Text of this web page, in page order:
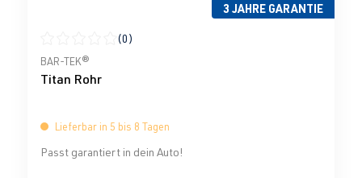
3 JAHRE GARANTIE
Durchschnittliche Bewertung von 0 von 5 Sternen
(0)
BAR-TEK®
Titan Rohr
Lieferbar in 5 bis 8 Tagen
Passt garantiert in dein Auto!